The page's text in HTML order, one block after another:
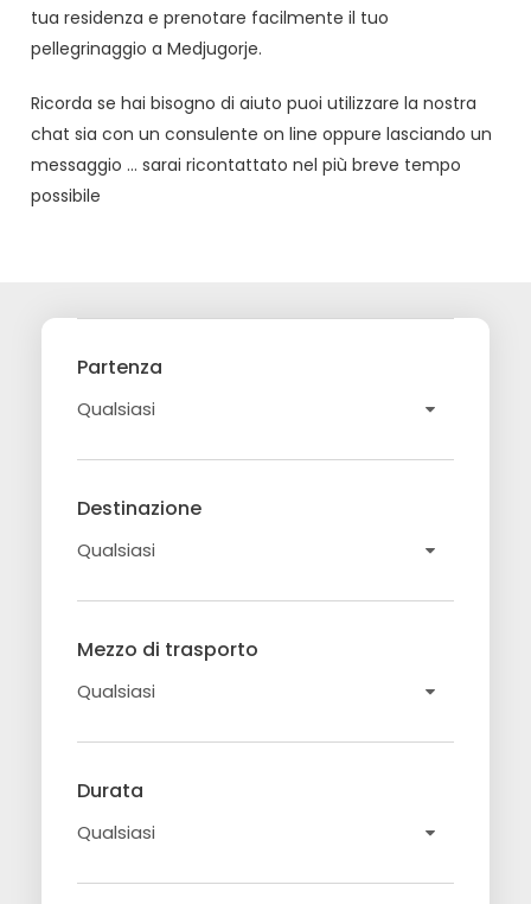
tua residenza e prenotare facilmente il tuo
pellegrinaggio a Medjugorje.
Ricorda se hai bisogno di aiuto puoi utilizzare la nostra
chat sia con un consulente on line oppure lasciando un
messaggio … sarai ricontattato nel più breve tempo
possibile
Partenza
Destinazione
Mezzo di trasporto
Durata